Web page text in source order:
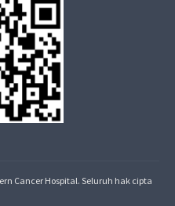
Cancer Hospital. Seluruh hak cipta